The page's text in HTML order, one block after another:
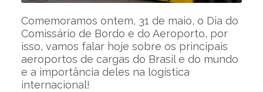
Comemoramos ontem, 31 de maio, o Dia do
Comissário de Bordo e do Aeroporto, por
isso, vamos falar hoje sobre os principais
aeroportos de cargas do Brasil e do mundo
e a importância deles na logística
internacional!